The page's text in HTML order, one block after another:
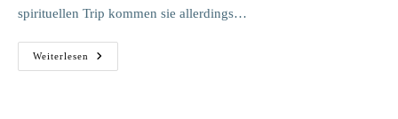
spirituellen Trip kommen sie allerdings…
Weiterlesen
The
Darjeeling